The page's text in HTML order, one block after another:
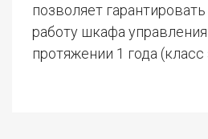
позволяет
работу шкафа
протяжении 1 года (класс